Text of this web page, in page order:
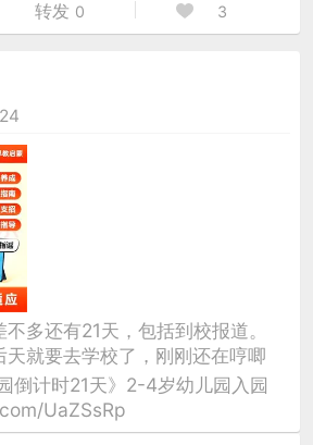
转发 0 3
多还有21天，包括到校报道。
天就要去学校了，刚刚还在哼唧
倒计时21天》2-4岁幼儿园入园
UaZSsRp